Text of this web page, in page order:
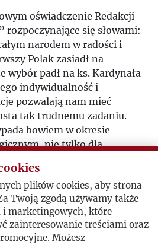
1985
1987
1988
1990
1991
oświadczenie Redakcji
rozpoczynające się słowami:
narodem w radości i
Polak zasiadł na
padł na ks. Kardynała
indywidualność i
pozwalają nam mieć
tak trudnemu zadaniu.
bowiem w okresie
nie tylko dla
m.in.: Kazimierz Brandys,
Sołżenicyn,
tom III; Maria Danilewicz-
emigracyjnej”;
odmieniony”; Ryszard
plików cookies, aby strona
Twoją zgodą używamy także
i marketingowych, które
zainteresowanie treściami oraz
Możesz